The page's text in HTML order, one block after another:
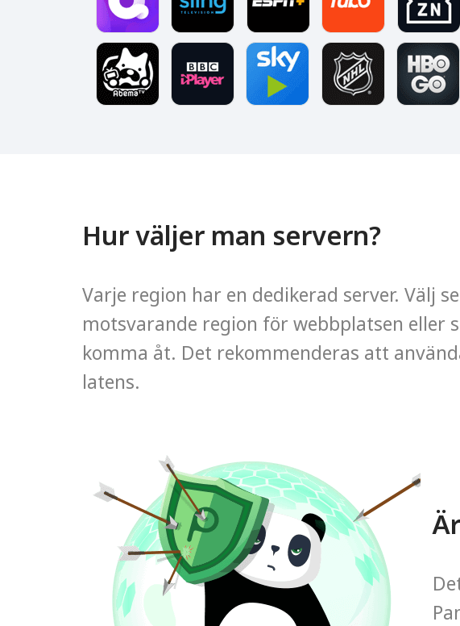
Hur väljer man servern?
Varje region har en dedikerad server. Välj
motsvarande region för webbplatsen eller
komma åt. Det rekommenderas att
latens.